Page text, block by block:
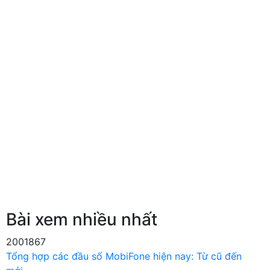
Bài xem nhiều nhất
2001867
Tổng hợp các đầu số MobiFone hiện nay: Từ cũ đến